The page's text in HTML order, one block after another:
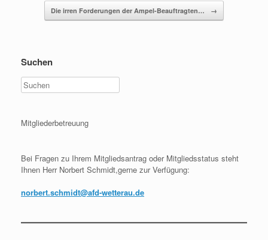
Die irren Forderungen der Ampel-Beauftragten… →
Suchen
Mitgliederbetreuung
Bei Fragen zu Ihrem Mitgliedsantrag oder Mitgliedsstatus steht
Ihnen Herr Norbert Schmidt,gerne zur Verfügung:
norbert.schmidt@afd-wetterau.de